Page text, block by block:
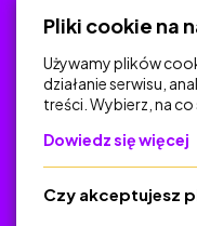
Na skróty
Polityka
Regulamin
O platformie
Pliki cookie na
Używamy plików
działanie serwisu,
treści. Wybierz, na co
Dowiedz się więcej
Czy akceptujesz